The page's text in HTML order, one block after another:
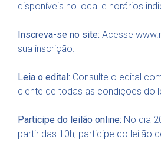
disponíveis no local e horários
Inscreva-se no site: Acesse
sua inscrição.
Leia o edital: Consulte o edital
ciente de todas as condições do
Participe do leilão online: No dia
partir das 10h, participe do leilão